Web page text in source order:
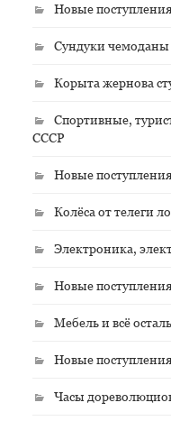
Новые
Сундуки
Корыта жернова
Спортивные,
СССР
Новые
Колёса от телеги
Электроника,
Новые
Мебель и всё
Новые
Часы